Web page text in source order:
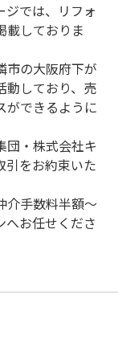
ジでは、リフォ
載しておりま
市の大阪府下が
動しており、売
ができるように
団・株式会社キ
引をお約束いた
介手数料半額～
へお任せくださ